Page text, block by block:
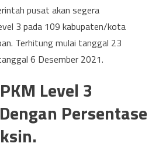
pusat akan segera
3 pada 109 kabupaten/kota
Terhitung mulai tanggal 23
6 Desember 2021.
Level 3
Persentase